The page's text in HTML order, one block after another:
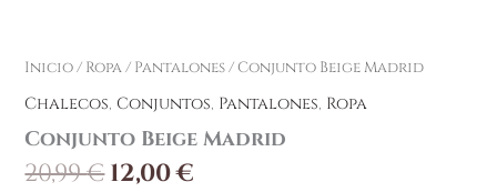
Inicio/ Ropa/ Pantalones/ Conjunto Beige Madrid
Chalecos, Conjuntos, Pantalones, Ropa
Conjunto Beige Madrid
20,99€12,00€